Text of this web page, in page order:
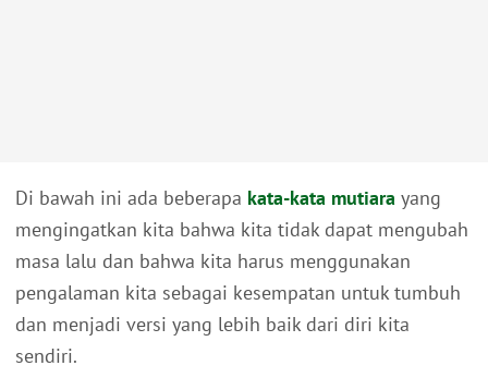
Di bawah ini ada beberapa kata-kata mutiara yang
mengingatkan kita bahwa kita tidak dapat mengubah
masa lalu dan bahwa kita harus menggunakan
pengalaman kita sebagai kesempatan untuk tumbuh
dan menjadi versi yang lebih baik dari diri kita
sendiri.